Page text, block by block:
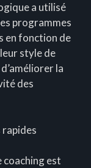
a utilisé
programmes
en fonction de
style de
la
des
rapides
coaching est